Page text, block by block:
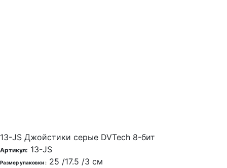
13-JS Джойстики серые DVTech 8-бит
Артикул: 13-JS
Размер упаковки : 25 /17.5 /3 см